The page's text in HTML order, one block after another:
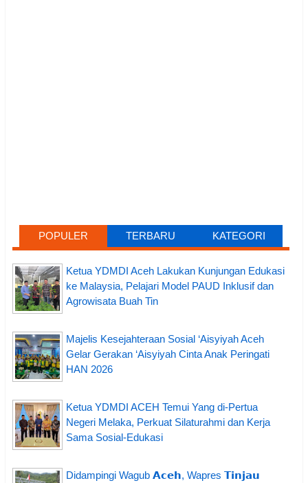
POPULER TERBARU KATEGORI
Ketua YDMDI Aceh Lakukan Kunjungan Edukasi
ke Malaysia, Pelajari Model PAUD Inklusif dan
Agrowisata Buah Tin
Majelis Kesejahteraan Sosial ‘Aisyiyah Aceh
Gelar Gerakan ‘Aisyiyah Cinta Anak Peringati
HAN 2026
Ketua YDMDI ACEH Temui Yang di-Pertua
Negeri Melaka, Perkuat Silaturahmi dan Kerja
Sama Sosial-Edukasi
Didampingi Wagub 𝗔𝗰𝗲𝗵, Wapres 𝗧𝗶𝗻𝗷𝗮𝘂